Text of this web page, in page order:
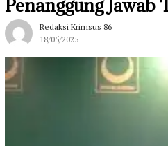
Penanggung Jawab
Redaksi Krimsus 86
18/05/2025